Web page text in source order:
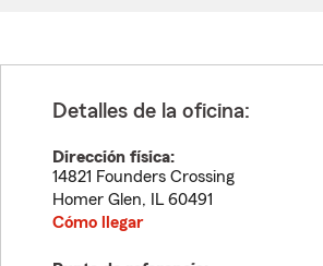
Detalles de la oficina:
Dirección física:
14821 Founders Crossing
Homer Glen, IL 60491
Cómo llegar